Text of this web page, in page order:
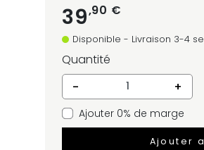
39,90 €
Disponible - Livraison 3-4
Quantité
-
+
Ajouter 0% de marge
Ajouter